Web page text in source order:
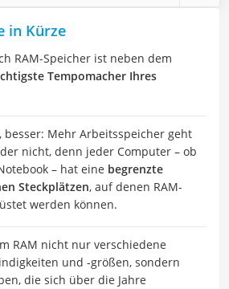
in Kürze
RAM-Speicher ist neben dem
Tempomacher Ihres
besser: Mehr Arbeitsspeicher geht
nicht, denn jeder Computer – ob
– hat eine begrenzte
Steckplätzen, auf denen RAM-
werden können.
RAM nicht nur verschiedene
und -größen, sondern
die sich über die Jahre